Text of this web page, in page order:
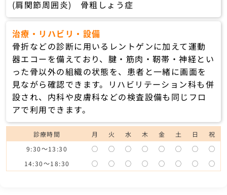
診療時間 月 火 水 木 金 土 日
祝
9:30～13:30
◯ ◯ ◯ ◯ ◯ ◯ ◯
◯
14:30～18:30
◯ ◯ ◯ ◯ ◯ ◯ ◯ ◯
治療・リハビリ・設備
骨折などの診断に用いるレントゲンに加えて運動
器エコーを備えており、腱・筋肉・靭帯・神経とい
った骨以外の組織の状態を、患者と一緒に画面を
見ながら確認できます。リハビリテーション科も併
設され、内科や皮膚科などの検査設備も同じフロ
アで利用できます。
(肩関節周囲炎) 骨粗しょう症